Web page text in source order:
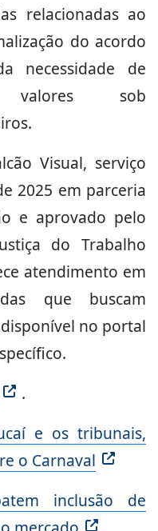
relacionadas ao
do acordo
necessidade de
valores sob
Visual, serviço
2025 em parceria
e aprovado pelo
do Trabalho
atendimento em
que buscam
no portal
.
e os tribunais,
o Carnaval
inclusão de